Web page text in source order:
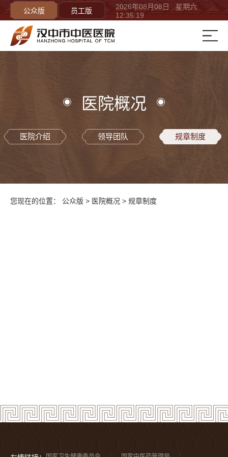
公众版 员工版
2026年08月08日 星期六
12:35:19
医院概况
医院介绍 领导团队 规章制度
您现在的位置： 公众版 > 医院概况 > 规章制度